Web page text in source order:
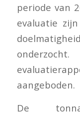
periode van
evaluatie
aangeboden.
De